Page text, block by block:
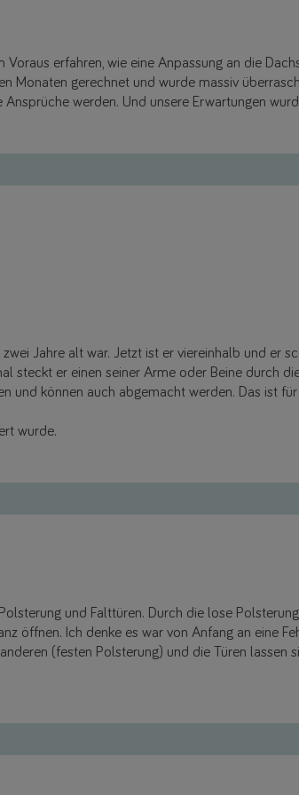
erfahren, wie eine Anpassung an die
Monaten gerechnet und wurde massiv
werden. Und unsere Erwartungen
Jahre alt war. Jetzt ist er viereinhalb und er
steckt er einen seiner Arme oder Beine durch
und können auch abgemacht werden. Das ist
wurde.
und Falttüren. Durch die lose
öffnen. Ich denke es war von Anfang an eine
(festen Polsterung) und die Türen